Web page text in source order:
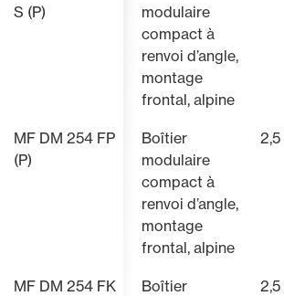
modulaire
compact à
renvoi d’angle,
montage
frontal, alpine
Boîtier
modulaire
compact à
renvoi d’angle,
montage
frontal, alpine
2,5
Boîtier
2,5
S (P)
MF DM 254 FP
(P)
MF DM 254 FK